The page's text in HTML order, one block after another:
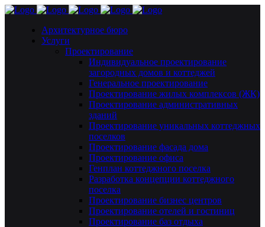
Архитектурное бюро
Услуги
Проектирование
Индивидуальное проектирование
загородных домов и коттеджей
Генеральное проектирование
Проектирование жилых комплексов (ЖК)
Проектирование административных
зданий
Проектирование уникальных коттеджных
поселков
Проектирование фасада дома
Проектирование офиса
Генплан коттеджного поселка
Разработка концепции коттеджного
поселка
Проектирование бизнес центров
Проектирование отелей и гостиниц
Проектирование баз отдыха